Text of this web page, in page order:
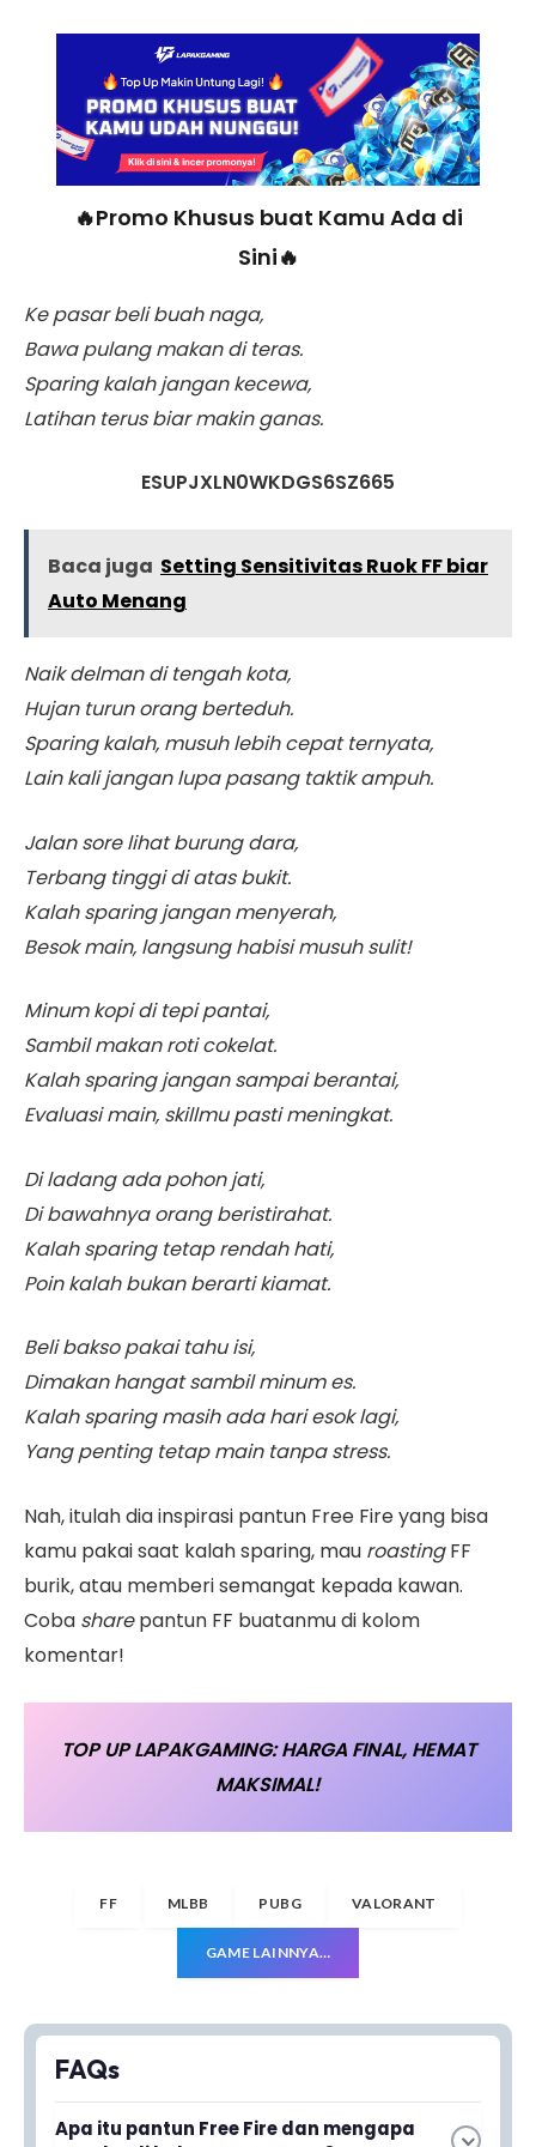
🔥Promo Khusus buat Kamu Ada di
Sini🔥
Ke pasar beli buah naga,
Bawa pulang makan di teras.
Sparing kalah jangan kecewa,
Latihan terus biar makin ganas.
ESUPJXLN0WKDGS6SZ665
Baca juga Setting Sensitivitas Ruok FF biar
Auto Menang
Naik delman di tengah kota,
Hujan turun orang berteduh.
Sparing kalah, musuh lebih cepat ternyata,
Lain kali jangan lupa pasang taktik ampuh.
Jalan sore lihat burung dara,
Terbang tinggi di atas bukit.
Kalah sparing jangan menyerah,
Besok main, langsung habisi musuh sulit!
Minum kopi di tepi pantai,
Sambil makan roti cokelat.
Kalah sparing jangan sampai berantai,
Evaluasi main, skillmu pasti meningkat.
Di ladang ada pohon jati,
Di bawahnya orang beristirahat.
Kalah sparing tetap rendah hati,
Poin kalah bukan berarti kiamat.
Beli bakso pakai tahu isi,
Dimakan hangat sambil minum es.
Kalah sparing masih ada hari esok lagi,
Yang penting tetap main tanpa stress.
Nah, itulah dia inspirasi pantun Free Fire yang bisa
kamu pakai saat kalah sparing, mau roastingFF
burik, atau memberi semangat kepada kawan.
Coba sharepantun FF buatanmu di kolom
komentar!
TOP UP LAPAKGAMING: HARGA FINAL, HEMAT
MAKSIMAL!
FF MLBB PUBG VALORANT
GAME LAINNYA…
FAQs
Apa itu pantun Free Fire dan mengapa